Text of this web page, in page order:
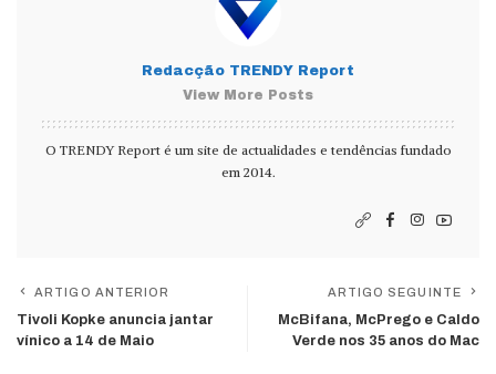
Redacção TRENDY Report
View More Posts
O TRENDY Report é um site de actualidades e tendências fundado
em 2014.
ARTIGO ANTERIOR
Tivoli Kopke anuncia jantar
vínico a 14 de Maio
ARTIGO SEGUINTE
McBifana, McPrego e Caldo
Verde nos 35 anos do Mac